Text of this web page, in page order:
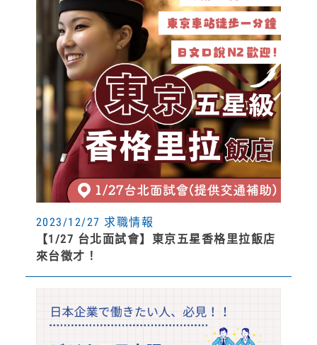
2023/12/27 求職情報
【1/27 台北面試會】東京五星香格里拉飯店
來台徵才！